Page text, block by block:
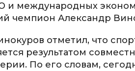
и международных
чемпион Александр
отметил, что
результатом
По его словам,